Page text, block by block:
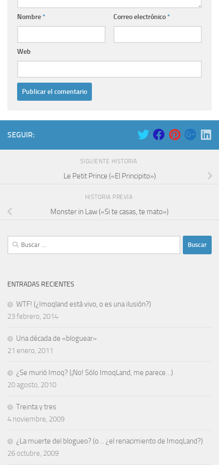
Nombre* Correo electrónico*
Web
SEGUIR:
SIGUIENTE HISTORIA
Le Petit Prince («El Principito»)
HISTORIA PREVIA
Monster in Law («Si te casas, te mato»)
Buscar:
ENTRADAS RECIENTES
WTF! (¿Imoqland está vivo, o es una ilusión?)
23 febrero, 2014
Una década de «bloguear»
21 enero, 2011
¿Se murió Imoq? (¡No! Sólo ImoqLand, me parece…)
20 agosto, 2010
Treinta y tres
4 noviembre, 2009
¿La muerte del blogueo? (o… ¿el renacimiento de ImoqLand?)
26 octubre, 2009